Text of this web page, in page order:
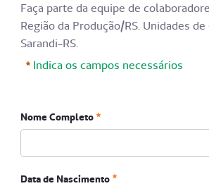
Faça parte da equipe de
Região da Produção/RS. Unidades de
Sarandi-RS.
Indica os campos necessários
Nome Completo
Data de Nascimento